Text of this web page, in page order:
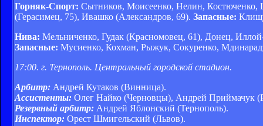
Горняк-Спорт: Сытников, Моисеенко, Нелин,
(Герасимец, 75), Ивашко (Александров, 69). Запасные:
Нива: Мельниченко, Гудак (Красномовец, 61), Донец,
Запасные: Мусиенко, Кохман, Рыжук, Сокуренко,
17:00. г. Тернополь. Центральный городской стадион.
Арбитр: Андрей Кутаков (Винница).
Ассистенты: Олег Найко (Черновцы), Андрей Приймачук
Резервный арбитр: Андрей Яблонский (Тернополь).
Инспектор: Орест Шмигельский (Львов).